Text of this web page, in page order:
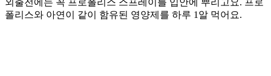
폴리스와 아연이 같이 함유된 영양제를 하루 1알 먹어요.